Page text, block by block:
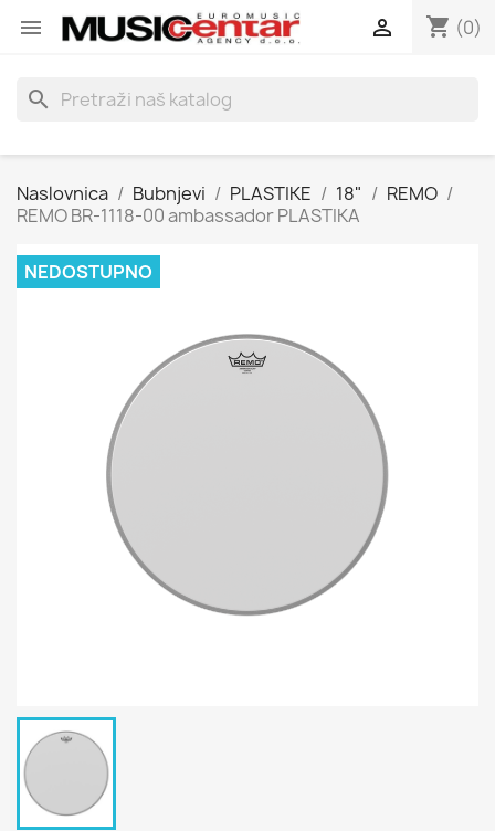
 shopping_cart (0)

search
Naslovnica Bubnjevi PLASTIKE 18"
REMO
REMO BR-1118-00 ambassador PLASTIKA
NEDOSTUPNO